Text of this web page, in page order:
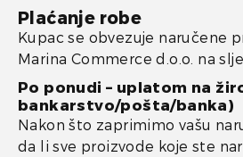
Plaćanje robe
Kupac se obvezuje naručene
Marina Commerce d.o.o. na
Po ponudi – uplatom na
bankarstvo/pošta/banka)
Nakon što zaprimimo vašu
da li sve proizvode koje ste